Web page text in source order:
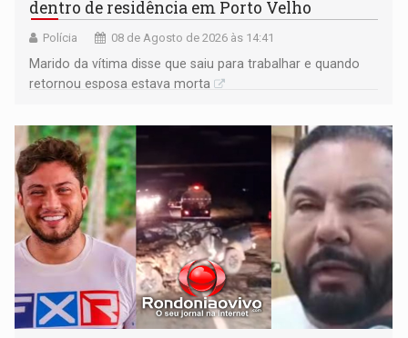
dentro de residência em Porto Velho
Polícia 08 de Agosto de 2026 às 14:41
Marido da vítima disse que saiu para trabalhar e quando
retornou esposa estava morta